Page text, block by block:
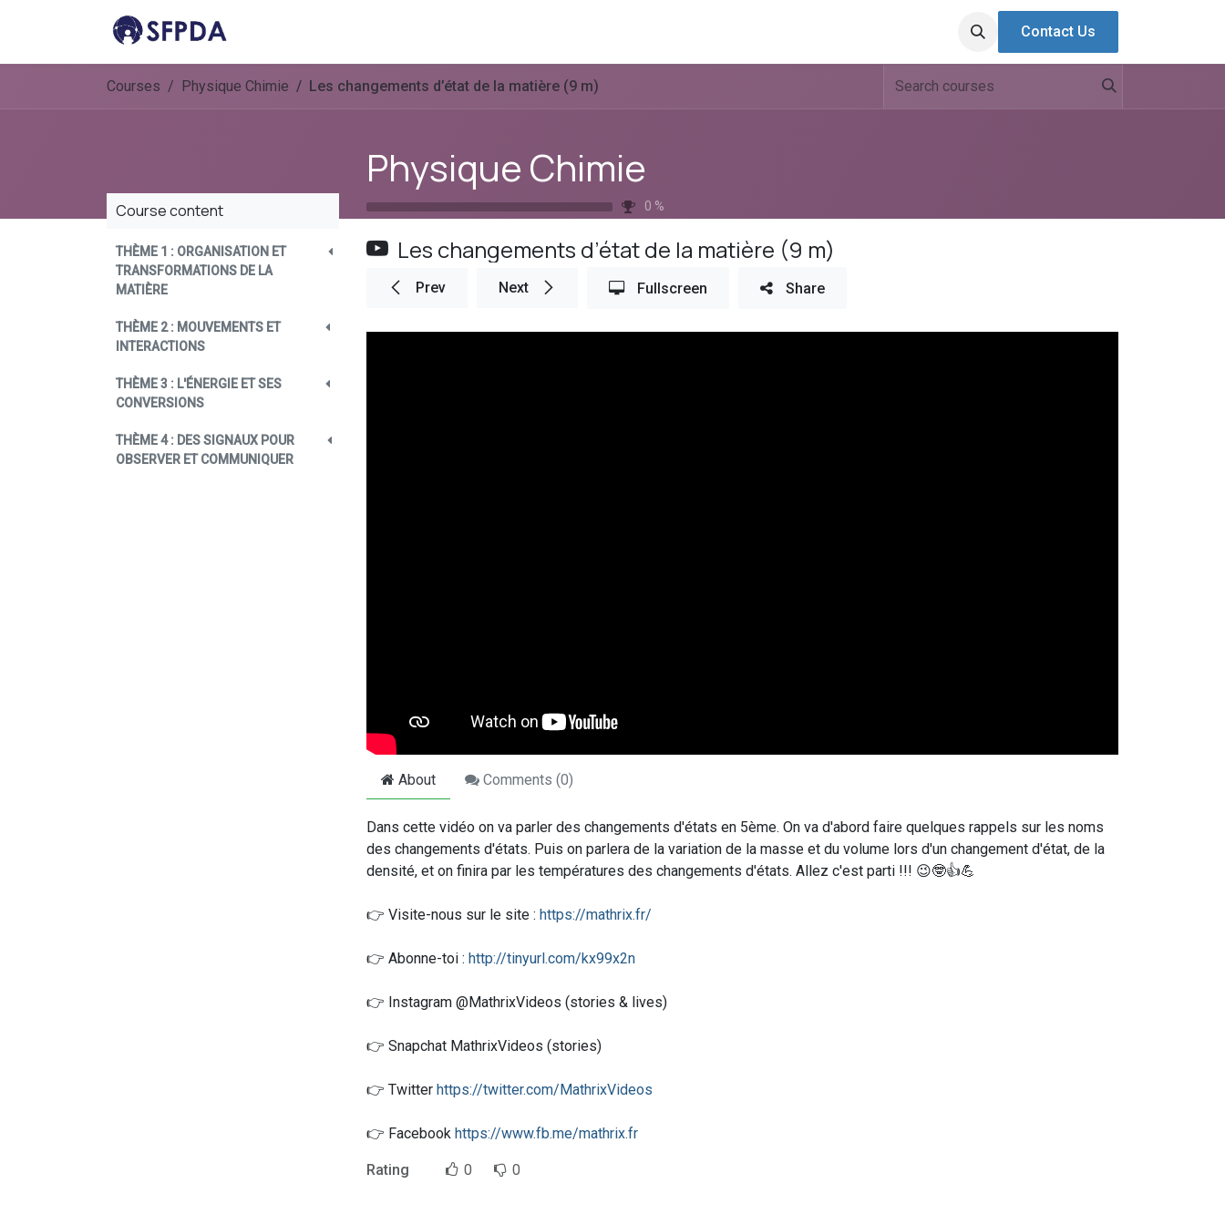
Contact Us
Courses Physique Chimie Les changements d’état de la matière (9 m)
Physique Chimie
0 %
Course content
THÈME 1 : ORGANISATION ET
TRANSFORMATIONS DE LA
MATIÈRE
THÈME 2 : MOUVEMENTS ET
INTERACTIONS
THÈME 3 : L'ÉNERGIE ET SES
CONVERSIONS
THÈME 4 : DES SIGNAUX POUR
OBSERVER ET COMMUNIQUER
Les changements d’état de la matière (9 m)
Prev Next Fullscreen Share
About Comments (0)
Dans cette vidéo on va parler des changements d'états en 5ème. On va d'abord faire quelques rappels sur les noms
des changements d'états. Puis on parlera de la variation de la masse et du volume lors d'un changement d'état, de la
densité, et on finira par les températures des changements d'états. Allez c'est parti !!! 😉🤓👍💪
👉 Visite-nous sur le site : https://mathrix.fr/
👉 Abonne-toi : http://tinyurl.com/kx99x2n
👉 Instagram @MathrixVideos (stories & lives)
👉 Snapchat MathrixVideos (stories)
👉 Twitter https://twitter.com/MathrixVideos
👉 Facebook https://www.fb.me/mathrix.fr
Rating 0 0